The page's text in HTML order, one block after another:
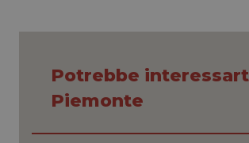
Sardegna
Sicilia
Malattia di Crohn & Rettocolite
Neuroscienze & patologie
Potrebbe
Piemonte